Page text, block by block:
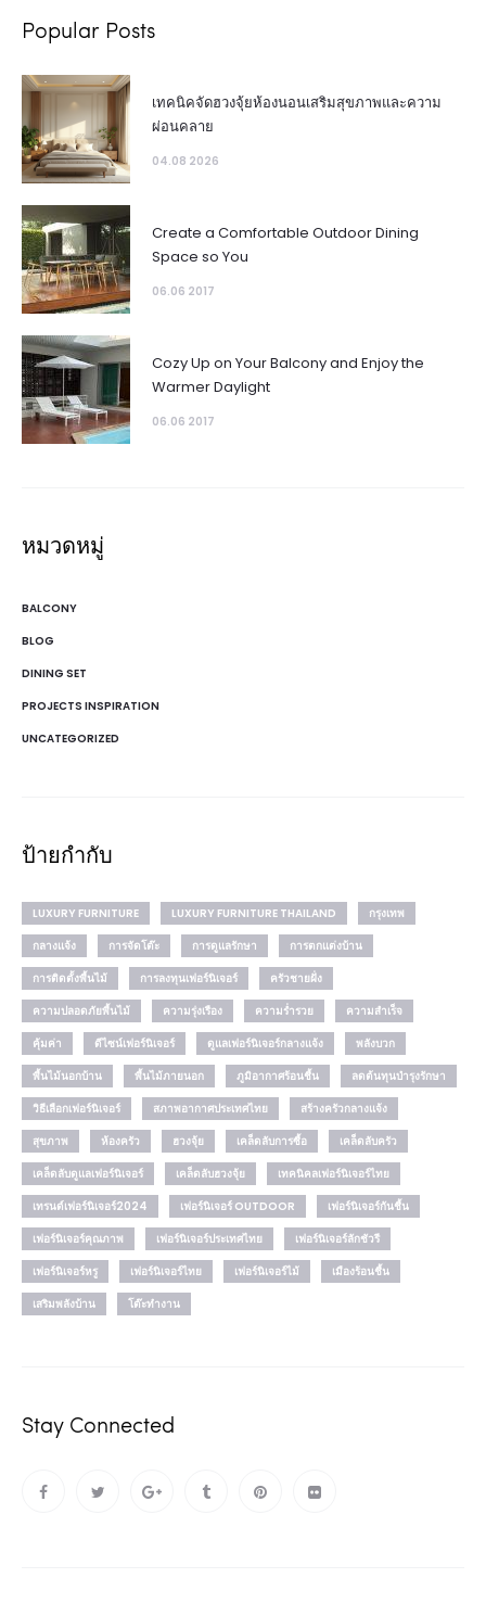
Popular Posts
เทคนิคจัดฮวงจุ้ยห้องนอนเสริมสุขภาพและความ
ผ่อนคลาย
04.08 2026
Create a Comfortable Outdoor Dining
Space so You
06.06 2017
Cozy Up on Your Balcony and Enjoy the
Warmer Daylight
06.06 2017
หมวดหมู่
BALCONY
BLOG
DINING SET
PROJECTS INSPIRATION
UNCATEGORIZED
ป้ายกำกับ
LUXURY FURNITURE LUXURY FURNITURE THAILAND
กรุงเทพ
กลางแจ้ง
การจัดโต๊ะ การดูแลรักษา
การตกแต่งบ้าน
การติดตั้งพื้นไม้
การลงทุนเฟอร์นิเจอร์
ครัวชายฝั่ง
ความปลอดภัยพื้นไม้
ความรุ่งเรือง ความร่ำรวย
ความสำเร็จ
คุ้มค่า
ดีไซน์เฟอร์นิเจอร์ ดูแลเฟอร์นิเจอร์กลางแจ้ง
พลังบวก
พื้นไม้นอกบ้าน
พื้นไม้ภายนอก ภูมิอากาศร้อนชื้น
ลดต้นทุนบำรุงรักษา
วิธีเลือกเฟอร์นิเจอร์
สภาพอากาศประเทศไทย
สร้างครัวกลางแจ้ง
สุขภาพ
ห้องครัว ฮวงจุ้ย เคล็ดลับการซื้อ
เคล็ดลับครัว
เคล็ดลับดูแลเฟอร์นิเจอร์
เคล็ดลับฮวงจุ้ย
เทคนิคลเฟอร์นิเจอร์ไทย
เทรนด์เฟอร์นิเจอร์2024
เฟอร์นิเจอร์ OUTDOOR
เฟอร์นิเจอร์กันชื้น
เฟอร์นิเจอร์คุณภาพ
เฟอร์นิเจอร์ประเทศไทย
เฟอร์นิเจอร์ลักชัวรี
เฟอร์นิเจอร์หรู
เฟอร์นิเจอร์ไทย เฟอร์นิเจอร์ไม้
เมืองร้อนชื้น
เสริมพลังบ้าน
โต๊ะทำงาน
Stay Connected